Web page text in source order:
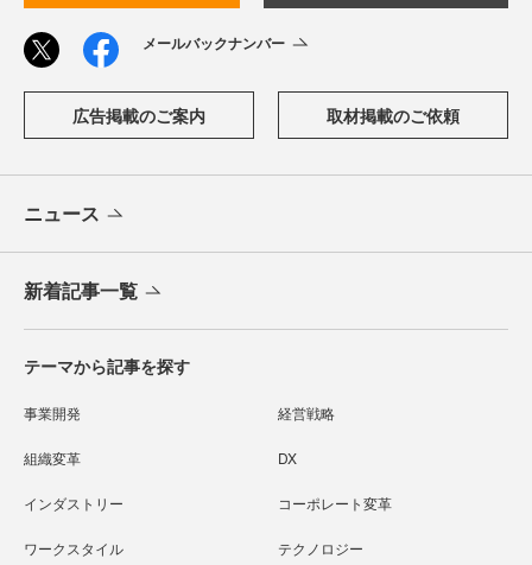
メールバックナンバー
広告掲載のご案内 取材掲載のご依頼
ニュース
新着記事一覧
テーマから記事を探す
事業開発 経営戦略
組織変革 DX
インダストリー コーポレート変革
ワークスタイル テクノロジー